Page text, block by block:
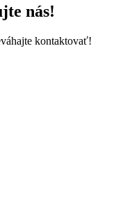
nás!
kontaktovať!